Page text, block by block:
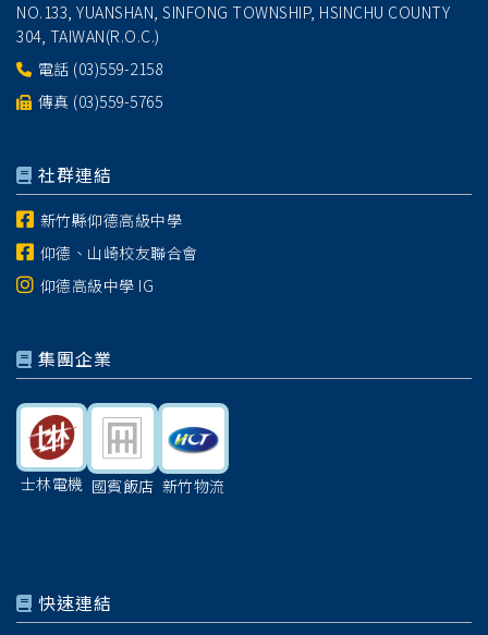
NO.133, YUANSHAN, SINFONG TOWNSHIP, HSINCHU COUNTY
304, TAIWAN(R.O.C.)
電話 (03)559-2158
傳真 (03)559-5765
社群連結
新竹縣仰德高級中學
仰德、山崎校友聯合會
仰德高級中學 IG
集團企業
士林電機 國賓飯店 新竹物流
快速連結